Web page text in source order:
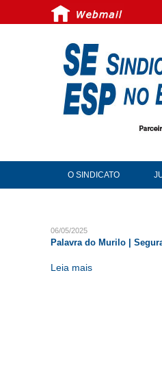
O SINDICATO
06/05/2025
Palavra do Murilo |
Leia mais